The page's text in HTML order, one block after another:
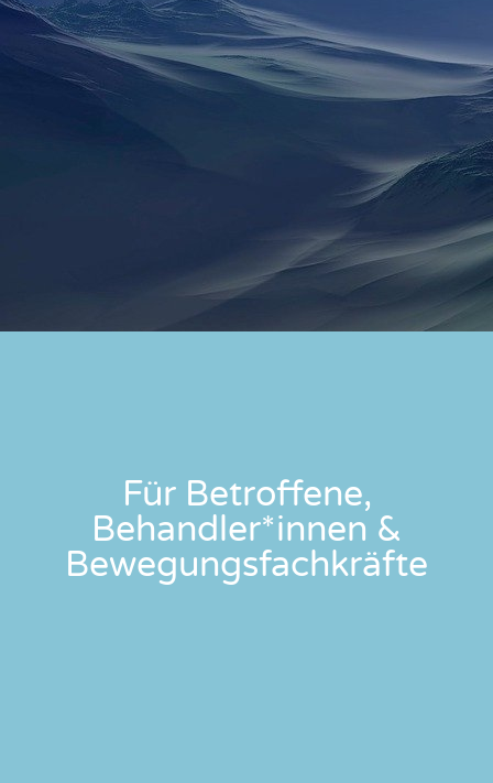
Für Betroffene,
Behandler*innen &
Bewegungsfachkräfte